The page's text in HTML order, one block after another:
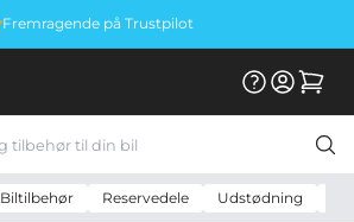
Fremragende på Trustpilot
Biltilbehør Reservedele Udstødning